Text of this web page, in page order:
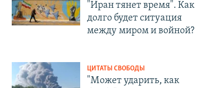
"Иран тянет время". Как
долго будет ситуация
между миром и войной?
ЦИТАТЫ СВОБОДЫ
"Может ударить, как